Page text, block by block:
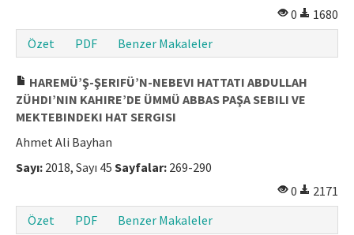
0
1680
Özet
PDF Benzer Makaleler
HAREMÜ’Ş-ŞERIFÜ’N-NEBEVI HATTATI ABDULLAH
ZÜHDI’NIN KAHIRE’DE ÜMMÜ ABBAS PAŞA SEBILI VE
MEKTEBINDEKI HAT SERGISI
Ahmet Ali Bayhan
Sayı: 2018, Sayı 45 Sayfalar: 269-290
0
2171
Özet
PDF Benzer Makaleler